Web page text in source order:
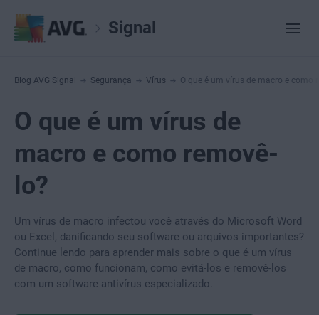
Signal
Blog AVG Signal Segurança Vírus O que é um vírus de macro e como
O que é um vírus de
macro e como removê-
lo?
Um vírus de macro infectou você através do Microsoft Word
ou Excel, danificando seu software ou arquivos importantes?
Continue lendo para aprender mais sobre o que é um vírus
de macro, como funcionam, como evitá-los e removê-los
com um software antivírus especializado.